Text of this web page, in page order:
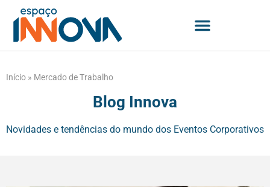
Início » Mercado de Trabalho
Blog Innova
Novidades e tendências do mundo dos Eventos Corporativos